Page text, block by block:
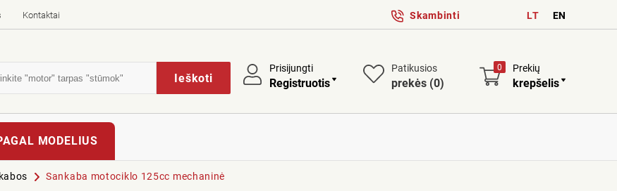
Kontaktai Skambinti LT EN
Ieškoti
Prisijungti
Registruotis
Patikusios
prekės (0)
0 Prekių
krepšelis
MODELIUS
Sankaba motociklo 125cc mechaninė